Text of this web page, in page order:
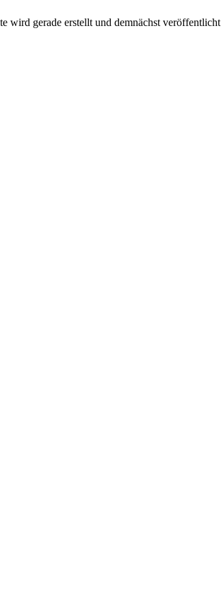
wird gerade erstellt und demnächst veröffentlicht